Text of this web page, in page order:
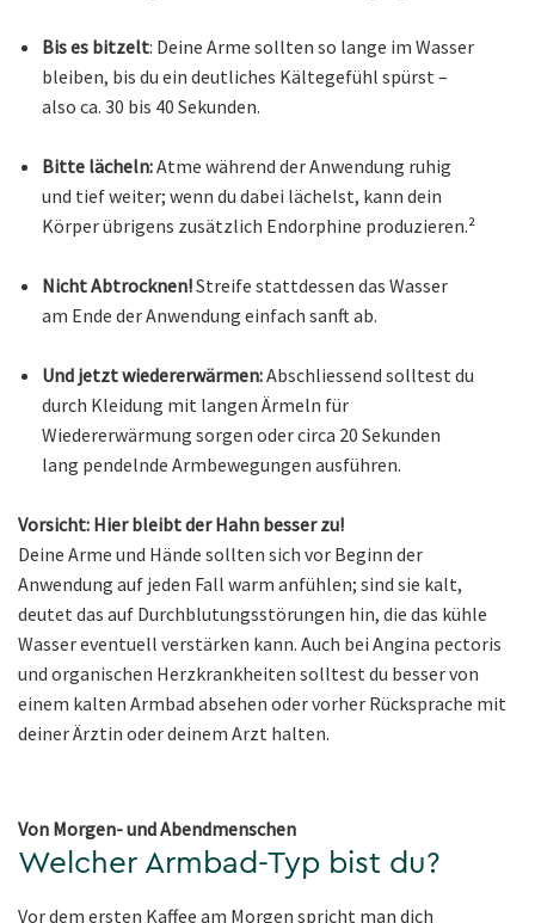
Bis es bitzelt: Deine Arme sollten so lange im Wasser
bleiben, bis du ein deutliches Kältegefühl spürst –
also ca. 30 bis 40 Sekunden.
Bitte lächeln:Atme während der Anwendung ruhig
und tief weiter; wenn du dabei lächelst, kann dein
Körper übrigens zusätzlich Endorphine produzieren.²
Nicht Abtrocknen!Streife stattdessen das Wasser
am Ende der Anwendung einfach sanft ab.
Und jetzt wiedererwärmen:Abschliessend solltest du
durch Kleidung mit langen Ärmeln für
Wiedererwärmung sorgen oder circa 20 Sekunden
lang pendelnde Armbewegungen ausführen.
Vorsicht: Hier bleibt der Hahn besser zu!
Deine Arme und Hände sollten sich vor Beginn der
Anwendung auf jeden Fall warm anfühlen; sind sie kalt,
deutet das auf Durchblutungsstörungen hin, die das kühle
Wasser eventuell verstärken kann. Auch bei Angina pectoris
und organischen Herzkrankheiten solltest du besser von
einem kalten Armbad absehen oder vorher Rücksprache mit
deiner Ärztin oder deinem Arzt halten.
Von Morgen- und Abendmenschen
Welcher Armbad-Typ bist du?
Vor dem ersten Kaffee am Morgen spricht man dich